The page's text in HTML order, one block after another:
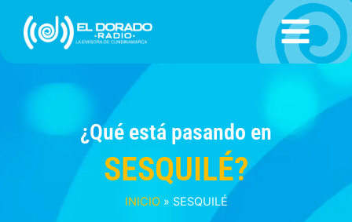
contenido
¿Qué está pasando en
SESQUILÉ?
INICIO» SESQUILÉ